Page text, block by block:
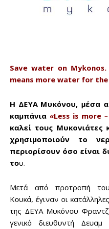
Save water on
means more water for
Η ΔΕΥΑ Μυκόνου, μέσα
καμπάνια «Less is more
καλεί τους Μυκονιάτες
χρησιμοποιούν το
περιορίσουν όσο είναι
του.
Μετά από προτροπή
Κουκά, έγιναν οι
της ΔΕΥΑ Μυκόνου
γενικό διευθυντή